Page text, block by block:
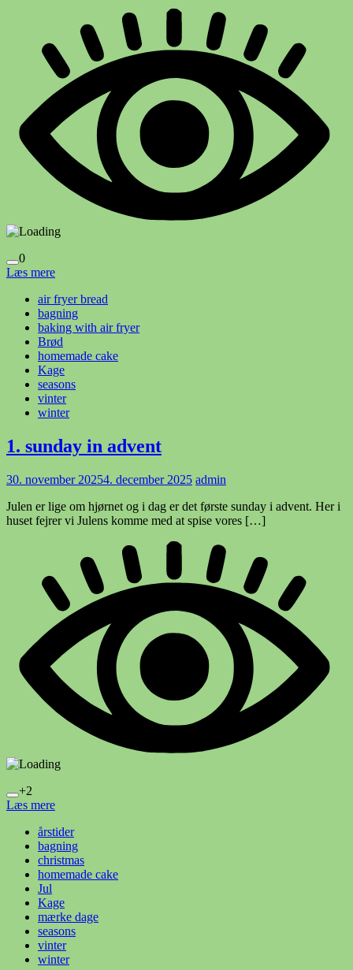
0
Læs mere
air fryer bread
bagning
baking with air fryer
Brød
homemade cake
Kage
seasons
vinter
winter
1. sunday in advent
30. november 20254. december 2025 admin
Julen er lige om hjørnet og i dag er det første sunday i advent. Her i
huset fejrer vi Julens komme med at spise vores […]
+2
Læs mere
årstider
bagning
christmas
homemade cake
Jul
Kage
mærke dage
seasons
vinter
winter